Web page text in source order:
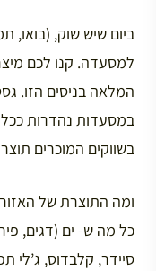
ביום שיש שוק, (בואו,
למסעדה. קנו לכם
המלאה בניסים הזו.
במסעדות נהדרות ככל
בשווקים המוכרים
ומה התוצרת של
כל מה ש- ים (דגים,
סיידר, קלבדוס, ג’לי